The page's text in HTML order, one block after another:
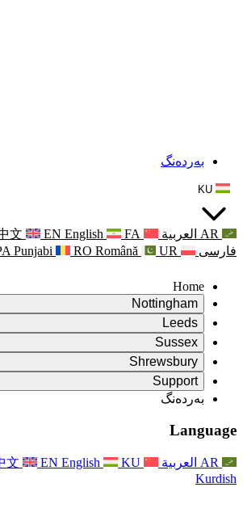
ZH-HANT 繁體中文
EN
PL Polski PA Punjabi اردو
Rapora
Rapora
Rapora
خێزان
ZH-HANT 繁體中文 EN